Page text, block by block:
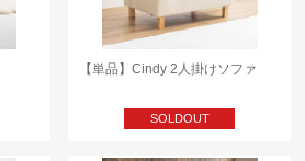
【単品】Cindy 2人掛けソファ
SOLDOUT